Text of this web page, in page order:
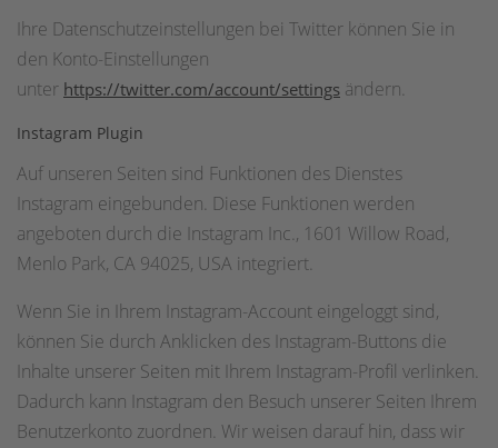
Ihre Datenschutzeinstellungen bei Twitter können Sie in
den Konto-Einstellungen
unter https://twitter.com/account/settings ändern.
Instagram Plugin
Auf unseren Seiten sind Funktionen des Dienstes
Instagram eingebunden. Diese Funktionen werden
angeboten durch die Instagram Inc., 1601 Willow Road,
Menlo Park, CA 94025, USA integriert.
Wenn Sie in Ihrem Instagram-Account eingeloggt sind,
können Sie durch Anklicken des Instagram-Buttons die
Inhalte unserer Seiten mit Ihrem Instagram-Profil verlinken.
Dadurch kann Instagram den Besuch unserer Seiten Ihrem
Benutzerkonto zuordnen. Wir weisen darauf hin, dass wir